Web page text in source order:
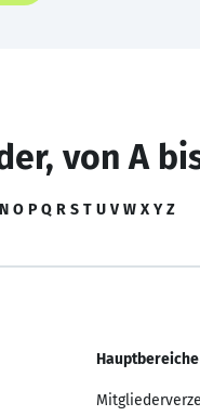
von A
N O P Q R S T U V W X Y Z
Hauptbereiche